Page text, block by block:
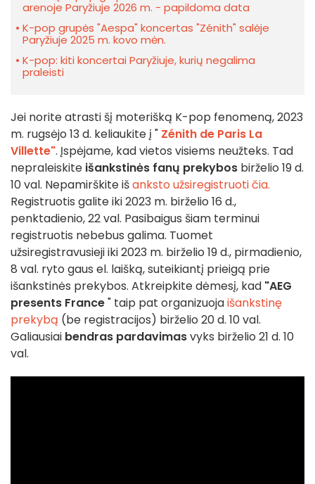
arenoje Paryžiuje 2026 m. - papildoma data
K-pop grupės "Aespa" koncertas "Zénith" salėje
Paryžiuje 2025 m. kovo mėn.
K-pop: kiti koncertai Paryžiuje, kurių negalima
praleisti
Jei norite atrasti šį moterišką K-pop fenomeną, 2023
m. rugsėjo 13 d. keliaukite į " Zénith de Paris La
Villette". Įspėjame, kad vietos visiems neužteks. Tad
nepraleiskite išankstinės fanų prekybos birželio 19 d.
10 val. Nepamirškite išanksto užsiregistruoti čia.
Registruotis galite iki 2023 m. birželio 16 d.,
penktadienio, 22 val. Pasibaigus šiam terminui
registruotis nebebus galima. Tuomet
užsiregistravusieji iki 2023 m. birželio 19 d., pirmadienio,
8 val. ryto gaus el. laišką, suteikiantį prieigą prie
išankstinės prekybos. Atkreipkite dėmesį, kad "AEG
presents France" taip pat organizuojaišankstinę
prekybą (be registracijos) birželio 20 d. 10 val.
Galiausiai bendras pardavimasvyks birželio 21 d. 10
val.